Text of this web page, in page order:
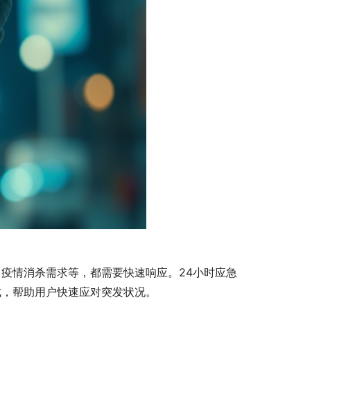
情消杀需求等，都需要快速响应。24小时应急
帮助用户快速应对突发状况。